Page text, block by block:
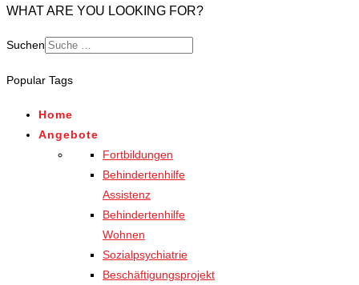
WHAT ARE YOU LOOKING FOR?
Suchen
for results.
Popular Tags
Home
Angebote
Fortbildungen
Behindertenhilfe
Assistenz
Behindertenhilfe
Wohnen
Sozialpsychiatrie
Beschäftigungsprojekt